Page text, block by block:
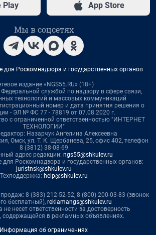
Play App Store
Мы в соцсетях
для Роскомнадзора и государственных органов
издание «NGS55.RU» (18+)
службой по надзору в сфере связи,
технологий и массовых коммуникаций
номер и дата принятия решения о
- ЭЛ № ФС 77 - 78819 от 07.08.2020 г.
с ограниченной ответственностью "ИНТЕРНЕТ
ТЕХНОЛОГИИ"
Назарчук Ангелина Алексеевна
Омск, ул. Т. К. Щербанева, 25, офис 402, телефон
8 (3812) 38-08-69
адрес редакции: ngs55@shkulev.ru
для Роскомнадзора и государственных органов:
juristnsk@shkulev.ru
Техподдержка: help@shkulev.ru
8 (383) 212-52-52, 8 (800) 200-03-83 (звонок
бесплатный), reklamangs@shkulev.ru
не несет ответственности за достоверность
в рекламных объявлениях.
Информация об ограничениях